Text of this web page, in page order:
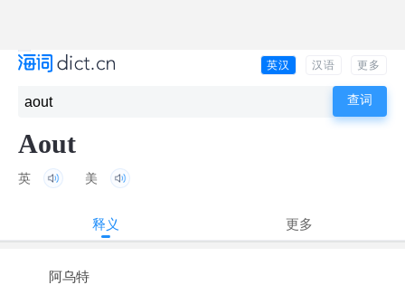
英汉 汉语 更多
Aout
英 美
释义 更多
阿乌特